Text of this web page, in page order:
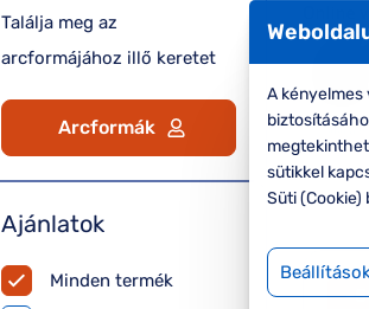
Találja meg az
arcformájához illő keretet
Arcformák
Ajánlatok
Minden termék
-
A kényelmes
sütikkel
Süti